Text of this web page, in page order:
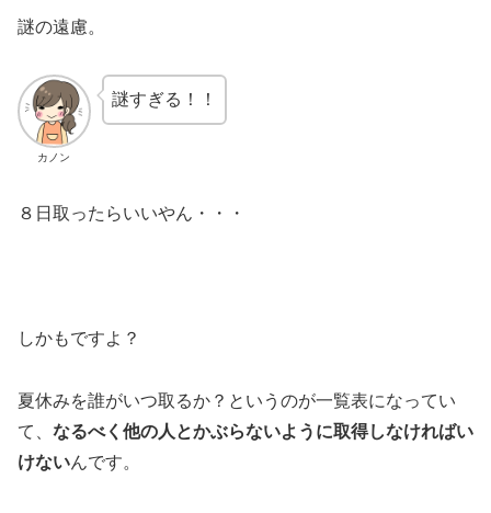
謎の遠慮。
カノン
謎すぎる！！
８日取ったらいいやん・・・
しかもですよ？
夏休みを誰がいつ取るか？というのが一覧表になってい
て、 なるべく他の人とかぶらないように取得しなければい
けないんです。